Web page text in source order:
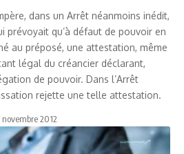
dans un Arrêt néanmoins inédit,
prévoyait qu’à défaut de pouvoir en
au préposé, une attestation, même
légal du créancier déclarant,
de pouvoir. Dans l’Arrêt
rejette une telle attestation.
novembre 2012